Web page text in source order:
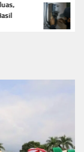
Viral
Listrik